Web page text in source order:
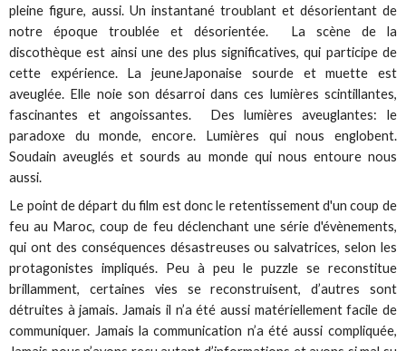
pleine figure, aussi. Un instantané troublant et désorientant de
notre époque troublée et désorientée. La scène de la
discothèque est ainsi une des plus significatives, qui participe de
cette expérience. La jeuneJaponaise sourde et muette est
aveuglée. Elle noie son désarroi dans ces lumières scintillantes,
fascinantes et angoissantes. Des lumières aveuglantes: le
paradoxe du monde, encore. Lumières qui nous englobent.
Soudain aveuglés et sourds au monde qui nous entoure nous
aussi.
Le point de départ du film est donc le retentissement d'un coup de
feu au Maroc, coup de feu déclenchant une série d'évènements,
qui ont des conséquences désastreuses ou salvatrices, selon les
protagonistes impliqués. Peu à peu le puzzle se reconstitue
brillamment, certaines vies se reconstruisent, d’autres sont
détruites à jamais. Jamais il n’a été aussi matériellement facile de
communiquer. Jamais la communication n’a été aussi compliquée,